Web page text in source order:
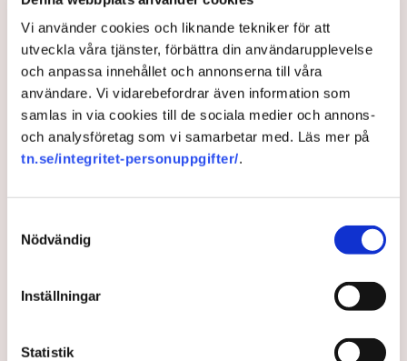
Vi använder cookies och liknande tekniker för att
utveckla våra tjänster, förbättra din användarupplevelse
och anpassa innehållet och annonserna till våra
användare. Vi vidarebefordrar även information som
samlas in via cookies till de sociala medier och annons-
och analysföretag som vi samarbetar med. Läs mer på
tn.se/integritet-personuppgifter/.
Nödvändig
Inställningar
Statistik
och personlig skyddsutrustning ska stärkas. Staten
bidrar med 850 miljoner kronor.
1 year ago | Av: TT
FN:s miljömöte avbröts –